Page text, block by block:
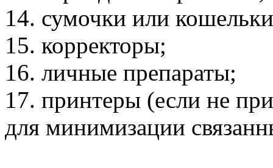
14. сумочки или
15. корректоры;
16. личные препараты;
17. принтеры (если не
для минимизации